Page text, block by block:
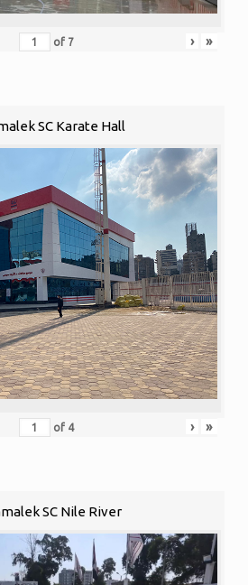
of 7 › »
SC Karate Hall
of 4 › »
SC Nile River